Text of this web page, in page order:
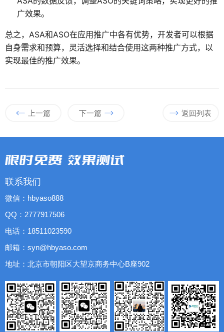
广效果。
总之，ASA和ASO在应用推广中各有优势，开发者可以根据
自身需求和预算，灵活选择和结合使用这两种推广方式，以
实现最佳的推广效果。
上一篇 下一篇 返回列表
联系我们
微信：hbyaso888
QQ：2777917506
电话：18511023590
邮箱：syn@hbyaso.com
地址：北京市朝阳区大望京商务中心B座902